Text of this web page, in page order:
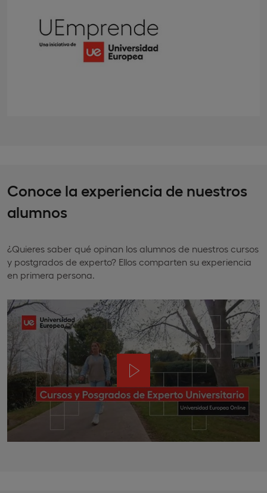
Conoce la experiencia de nuestros
alumnos
¿Quieres saber qué opinan los alumnos de nuestros cursos
y postgrados de experto? Ellos comparten su experiencia
en primera persona.